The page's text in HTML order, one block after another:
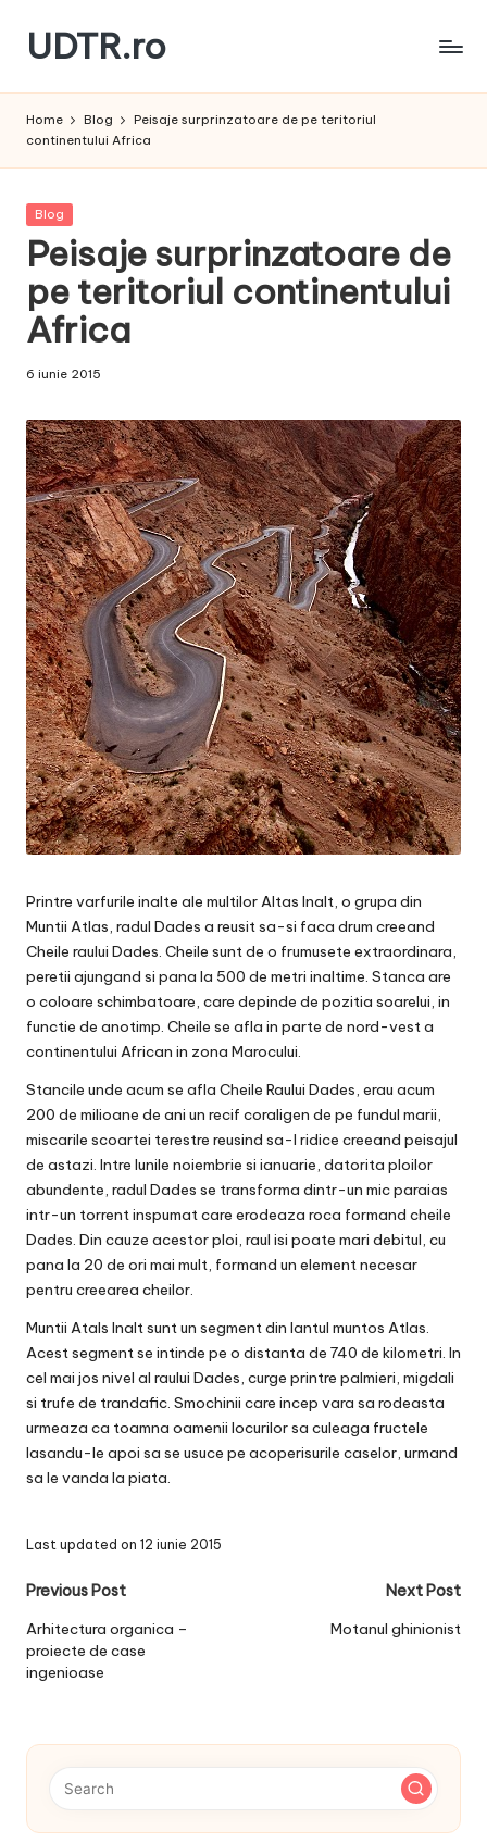
Skip
content
UDTR.ro
te
Home Blog
Peisaje surprinzatoare de pe teritoriul
continentului Africa
Posted
Blog
Peisaje surprinzatoare de
pe teritoriul continentului
Africa
6 iunie 2015
Printre varfurile inalte ale multilor Altas Inalt, o grupa din
Muntii Atlas, radul Dades a reusit sa-si faca drum creeand
Cheile raului Dades. Cheile sunt de o frumusete extraordinara,
peretii ajungand si pana la 500 de metri inaltime. Stanca are
o coloare schimbatoare, care depinde de pozitia soarelui, in
functie de anotimp. Cheile se afla in parte de nord-vest a
continentului African in zona Marocului.
Stancile unde acum se afla Cheile Raului Dades, erau acum
200 de milioane de ani un recif coraligen de pe fundul marii,
miscarile scoartei terestre reusind sa-l ridice creeand peisajul
de astazi. Intre lunile noiembrie si ianuarie, datorita ploilor
abundente, radul Dades se transforma dintr-un mic paraias
intr-un torrent inspumat care erodeaza roca formand cheile
Dades. Din cauze acestor ploi, raul isi poate mari debitul, cu
pana la 20 de ori mai mult, formand un element necesar
pentru creearea cheilor.
Muntii Atals Inalt sunt un segment din lantul muntos Atlas.
Acest segment se intinde pe o distanta de 740 de kilometri. In
cel mai jos nivel al raului Dades, curge printre palmieri, migdali
si trufe de trandafic. Smochinii care incep vara sa rodeasta
urmeaza ca toamna oamenii locurilor sa culeaga fructele
lasandu-le apoi sa se usuce pe acoperisurile caselor, urmand
sa le vanda la piata.
Last updated on 12 iunie 2015
Post
navigation
Previous Post
Arhitectura organica –
proiecte de case
ingenioase
Next Post
Motanul ghinionist